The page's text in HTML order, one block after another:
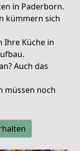
in Paderborn.
kümmern sich
Ihre Küche in
Auch das
müssen noch